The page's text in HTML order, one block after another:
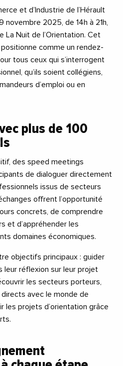
et d’Industrie de l’Hérault
novembre 2025, de 14h à 21h,
La Nuit de l’Orientation. Cet
comme un rendez-
tous ceux qui s’interrogent
qu’ils soient collégiens,
d’emploi ou en
plus de 100
des speed meetings
de dialoguer directement
issus de secteurs
offrent l’opportunité
concrets, de comprendre
et d’appréhender les
domaines économiques.
objectifs principaux : guider
leur réflexion sur leur projet
les secteurs porteurs,
avec le monde de
les projets d’orientation grâce